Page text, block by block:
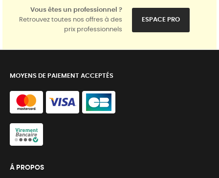
Vous êtes un professionnel ?
Retrouvez toutes nos offres à des
prix professionnels
ESPACE PRO
MOYENS DE PAIEMENT ACCEPTÉS
Á PROPOS